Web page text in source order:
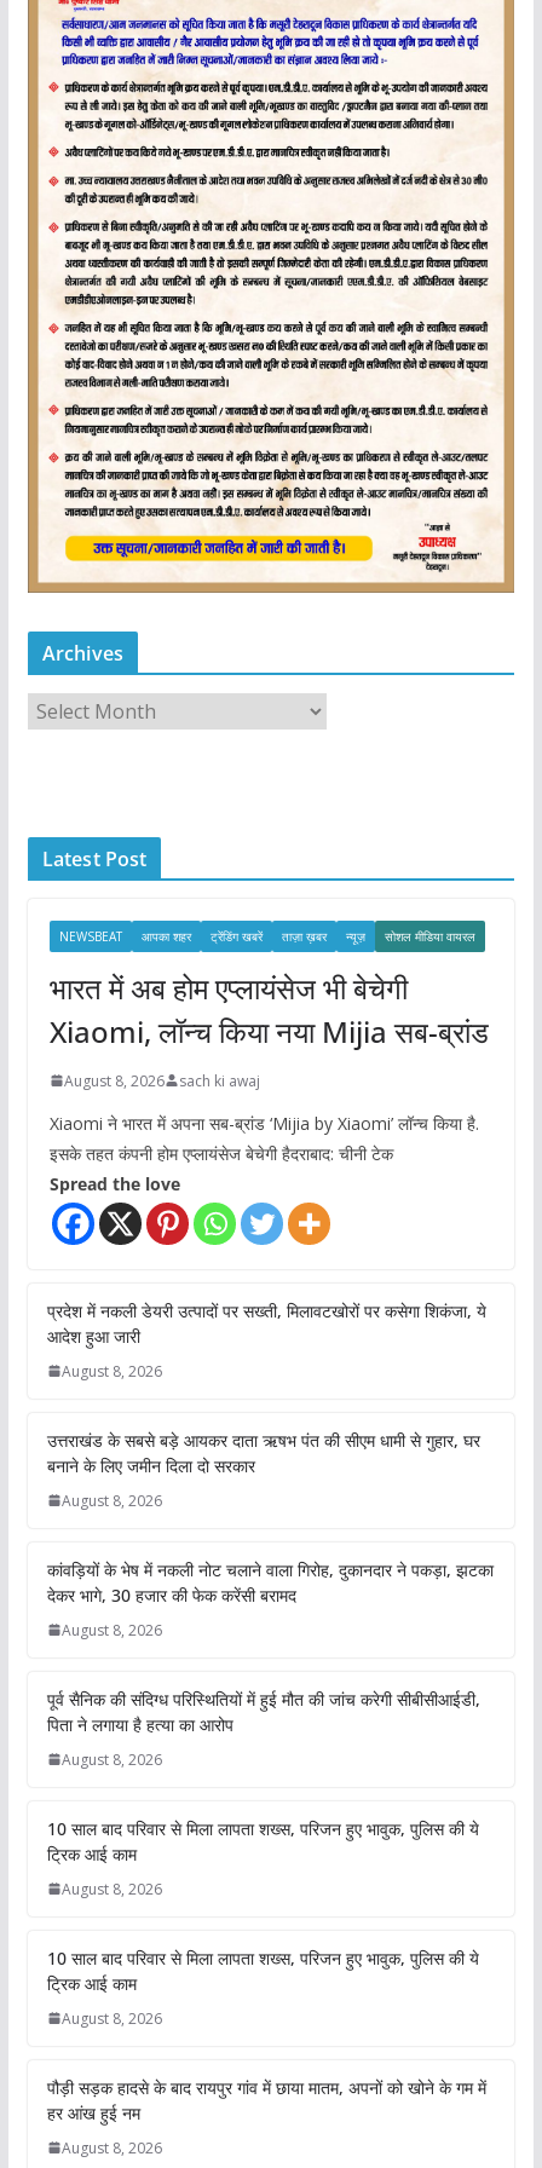
Archives
r
e
Latest Post
NEWSBEAT आपका शहर ट्रेंडिंग खबरें ताज़ा ख़बर न्यूज़ सोशल मीडिया वायरल
भारत में अब होम एप्लायंसेज भी बेचेगी
Xiaomi, लॉन्च किया नया Mijia सब-ब्रांड
August 8, 2026 sach ki awaj
Xiaomi ने भारत में अपना सब-ब्रांड ‘Mijia by Xiaomi’ लॉन्च किया है.
इसके तहत कंपनी होम एप्लायंसेज बेचेगी हैदराबाद: चीनी टेक
Spread the love
प्रदेश में नकली डेयरी उत्पादों पर सख्ती, मिलावटखोरों पर कसेगा शिकंजा, ये
आदेश हुआ जारी
August 8, 2026
उत्तराखंड के सबसे बड़े आयकर दाता ऋषभ पंत की सीएम धामी से गुहार, घर
बनाने के लिए जमीन दिला दो सरकार
August 8, 2026
कांवड़ियों के भेष में नकली नोट चलाने वाला गिरोह, दुकानदार ने पकड़ा, झटका
देकर भागे, 30 हजार की फेक करेंसी बरामद
August 8, 2026
पूर्व सैनिक की संदिग्ध परिस्थितियों में हुई मौत की जांच करेगी सीबीसीआईडी,
पिता ने लगाया है हत्या का आरोप
August 8, 2026
10 साल बाद परिवार से मिला लापता शख्स, परिजन हुए भावुक, पुलिस की ये
ट्रिक आई काम
August 8, 2026
10 साल बाद परिवार से मिला लापता शख्स, परिजन हुए भावुक, पुलिस की ये
ट्रिक आई काम
August 8, 2026
पौड़ी सड़क हादसे के बाद रायपुर गांव में छाया मातम, अपनों को खोने के गम में
हर आंख हुई नम
August 8, 2026